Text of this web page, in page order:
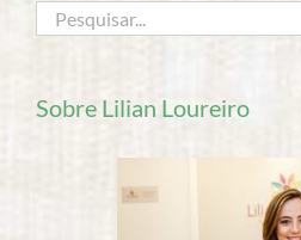
Buscar
resultados
Sobre Lilian Loureiro